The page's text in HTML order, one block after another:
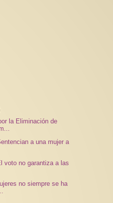
la Eliminación de
a una mujer a
voto no garantiza a las
no siempre se ha